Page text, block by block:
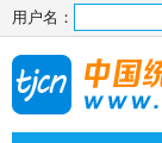
用户名：